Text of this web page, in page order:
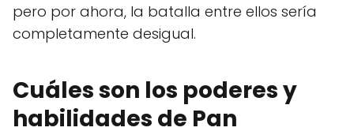
pero por ahora, la batalla entre ellos sería
completamente desigual.
Cuáles son los poderes y
habilidades de Pan